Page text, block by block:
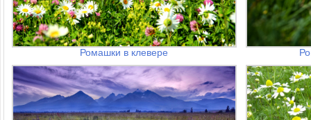
Ромашки в клевере